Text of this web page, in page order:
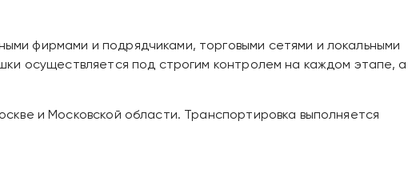
фирмами и подрядчиками, торговыми сетями и локальными
осуществляется под строгим контролем на каждом этапе, а
и Московской области. Транспортировка выполняется